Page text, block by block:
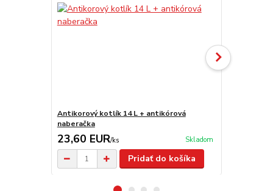
Antikorový kotlík 14 L + antikórová
naberačka
23,60 EUR/ks Skladom
Pridať do košíka